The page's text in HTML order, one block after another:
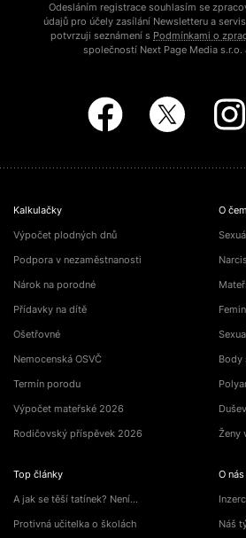
Odesláním registrace souhlasím se
údajů pro účely zasílání Newsletteru a
potvrzuji seznámení s Podmínkami o
společností Next Page Media s.r.o.
Kalkulačky
Výpočet plodných dnů
Podpora v nezaměstnanosti
Nárok na porodné
Přídavky na dítě
Ošetřovné
Nemocenská OSVČ
Termín porodu
Výpočet mateřské 2026
Rodičovský příspěvek 2026
Top články
A jak se těší tatínek? Není…
Protivná učitelka o školách
O
Body
Ženy
O nás
Náš